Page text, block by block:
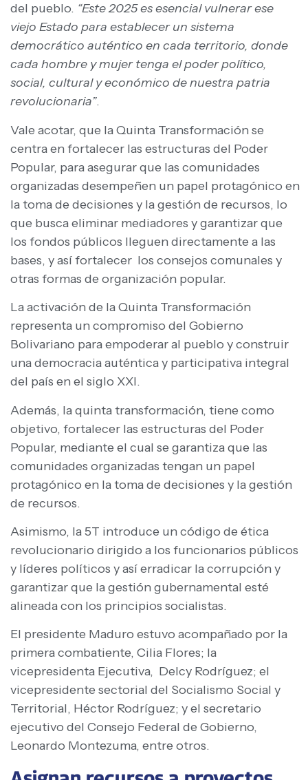
del pueblo. “Este 2025 es esencial vulnerar ese
viejo Estado para establecer un sistema
democrático auténtico en cada territorio, donde
cada hombre y mujer tenga el poder político,
social, cultural y económico de nuestra patria
revolucionaria”.
Vale acotar, que la Quinta Transformación se
centra en fortalecer las estructuras del Poder
Popular, para asegurar que las comunidades
organizadas desempeñen un papel protagónico en
la toma de decisiones y la gestión de recursos, lo
que busca eliminar mediadores y garantizar que
los fondos públicos lleguen directamente a las
bases, y así fortalecer los consejos comunales y
otras formas de organización popular.
La activación de la Quinta Transformación
representa un compromiso del Gobierno
Bolivariano para empoderar al pueblo y construir
una democracia auténtica y participativa integral
del país en el siglo XXI.
Además, la quinta transformación, tiene como
objetivo, fortalecer las estructuras del Poder
Popular, mediante el cual se garantiza que las
comunidades organizadas tengan un papel
protagónico en la toma de decisiones y la gestión
de recursos.
Asimismo, la 5T introduce un código de ética
revolucionario dirigido a los funcionarios públicos
y líderes políticos y así erradicar la corrupción y
garantizar que la gestión gubernamental esté
alineada con los principios socialistas.
El presidente Maduro estuvo acompañado por la
primera combatiente, Cilia Flores; la
vicepresidenta Ejecutiva, Delcy Rodríguez; el
vicepresidente sectorial del Socialismo Social y
Territorial, Héctor Rodríguez; y el secretario
ejecutivo del Consejo Federal de Gobierno,
Leonardo Montezuma, entre otros.